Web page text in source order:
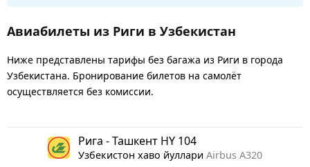
Авиабилеты из Риги в Узбекистан
Ниже представлены тарифы без багажа из Риги в города
Узбекистана. Бронирование билетов на самолёт
осуществляется без комиссии.
Рига - Ташкент HY 104
Узбекистон хаво йуллари Airbus A320